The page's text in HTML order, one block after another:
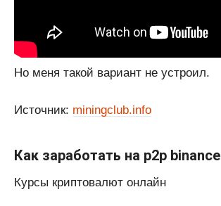
Но меня такой вариант не устроил.
Источник: miningclub.info
Как заработать на p2p binance
Курсы криптовалют онлайн